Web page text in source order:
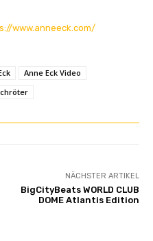
www.anneeck.com/
Anne Eck Video
NÄCHSTER ARTIKEL
BigCityBeats WORLD CLUB
DOME Atlantis Edition